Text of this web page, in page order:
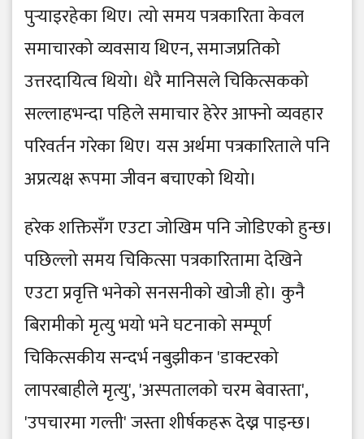
पुर्‍याइरहेका थिए। त्यो समय पत्रकारिता केवल
समाचारको व्यवसाय थिएन, समाजप्रतिको
उत्तरदायित्व थियो। धेरै मानिसले चिकित्सकको
सल्लाहभन्दा पहिले समाचार हेरेर आफ्नो व्यवहार
परिवर्तन गरेका थिए। यस अर्थमा पत्रकारिताले पनि
अप्रत्यक्ष रूपमा जीवन बचाएको थियो।
हरेक शक्तिसँग एउटा जोखिम पनि जोडिएको हुन्छ।
पछिल्लो समय चिकित्सा पत्रकारितामा देखिने
एउटा प्रवृत्ति भनेको सनसनीको खोजी हो। कुनै
बिरामीको मृत्यु भयो भने घटनाको सम्पूर्ण
चिकित्सकीय सन्दर्भ नबुझीकन 'डाक्टरको
लापरबाहीले मृत्यु', 'अस्पतालको चरम बेवास्ता',
'उपचारमा गल्ती' जस्ता शीर्षकहरू देख्न पाइन्छ।